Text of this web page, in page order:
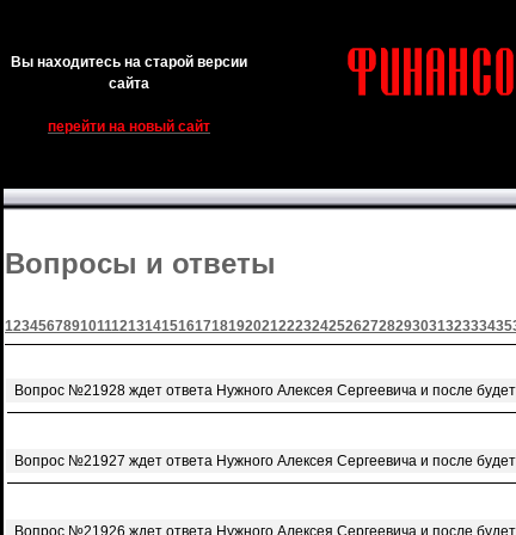
Вы находитесь на старой версии
сайта
перейти на новый сайт
Вопросы и ответы
1234567891011121314151617181920212223242526272829303132333435
Вопрос №21928 ждет ответа Нужного Алексея Сергеевича и после
Вопрос №21927 ждет ответа Нужного Алексея Сергеевича и после
Вопрос №21926 ждет ответа Нужного Алексея Сергеевича и после